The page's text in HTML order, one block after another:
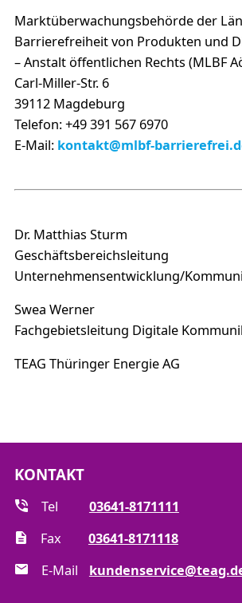
Marktüberwachungsbehörde der
Barrierefreiheit von Produkten und
– Anstalt öffentlichen Rechts (MLBF
Carl-Miller-Str. 6
39112 Magdeburg
Telefon: +49 391 567 6970
E-​Mail: kontakt@mlbf-
Dr. Matthias Sturm
Geschäftsbereichsleitung
Unternehmensentwicklung/
Swea Werner
Fachgebietsleitung Digitale
TEAG Thüringer Energie AG
KONTAKT
Tel
03641-8171111
Fax
03641-8171118
E-Mail